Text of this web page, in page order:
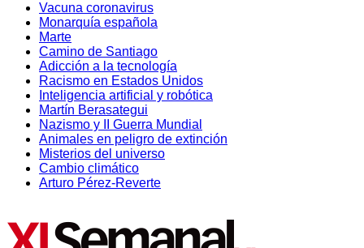
Vacuna coronavirus
Monarquía española
Marte
Camino de Santiago
Adicción a la tecnología
Racismo en Estados Unidos
Inteligencia artificial y robótica
Martín Berasategui
Nazismo y II Guerra Mundial
Animales en peligro de extinción
Misterios del universo
Cambio climático
Arturo Pérez-Reverte